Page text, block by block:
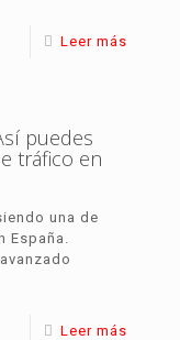
Leer más
puedes
tráfico en
una de
Leer más